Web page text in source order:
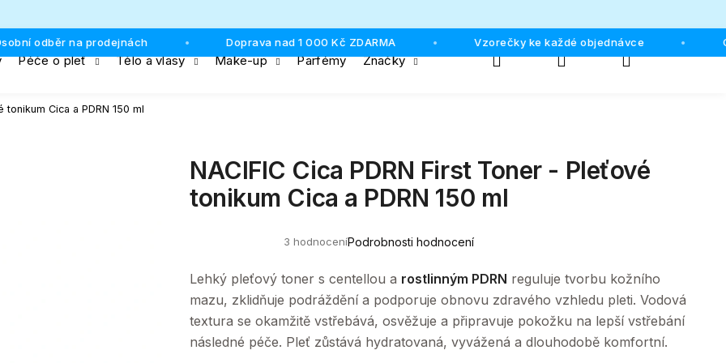
odběr na prodejnách Doprava nad 1 000 Kč ZDARMA Vzorečky ke každé objednávce
Péče o pleť Tělo a vlasy Make-up Parfémy Značky Hledat PřihlášeníNákupní
tonikum Cica a PDRN 150 ml
produktu
je
z
5
3 hodnoceníPodrobnosti hodnocení
NACIFIC Cica PDRN First Toner - Pleťové
tonikum Cica a PDRN 150 ml
Lehký pleťový toner s centellou a rostlinným PDRN reguluje tvorbu kožního
mazu, zklidňuje podráždění a podporuje obnovu zdravého vzhledu pleti. Vodová
textura se okamžitě vstřebává, osvěžuje a připravuje pokožku na lepší vstřebání
následné péče. Pleť zůstává hydratovaná, vyvážená a dlouhodobě komfortní.